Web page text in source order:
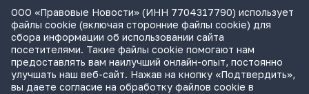
СИП проверит отмену патента на систему управления
устройствами после возражений «Яндекса»
Практика
, 15:17
Суды 10 стран рассматривают иски российской «дочки»
Google о возврате дивидендов
Международная практика
ООО «Правовые Новости» (ИНН 7704317790) использует
файлы cookie (включая сторонние файлы cookie) для
сбора информации об использовании сайта
посетителями. Такие файлы cookie помогают нам
предоставлять вам наилучший онлайн-опыт, постоянно
улучшать наш веб-сайт. Нажав на кнопку «Подтвердить»,
вы даете согласие на обработку файлов cookie в